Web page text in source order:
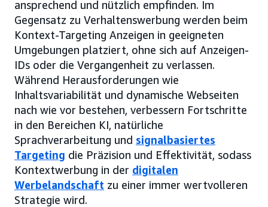
ansprechend und nützlich empfinden. Im
Gegensatz zu Verhaltenswerbung werden beim
Kontext-Targeting Anzeigen in geeigneten
Umgebungen platziert, ohne sich auf Anzeigen-
IDs oder die Vergangenheit zu verlassen.
Während Herausforderungen wie
Inhaltsvariabilität und dynamische Webseiten
nach wie vor bestehen, verbessern Fortschritte
in den Bereichen KI, natürliche
Sprachverarbeitung und signalbasiertes
Targeting die Präzision und Effektivität, sodass
Kontextwerbung in der digitalen
Werbelandschaft zu einer immer wertvolleren
Strategie wird.